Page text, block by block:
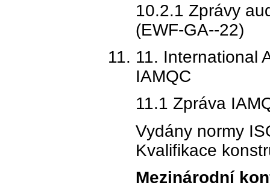
10.2.1 Zprávy
(EWF-GA--22)
11. International
IAMQC
11.1 Zpráva
Vydány normy
Kvalifikace
Mezinárodní